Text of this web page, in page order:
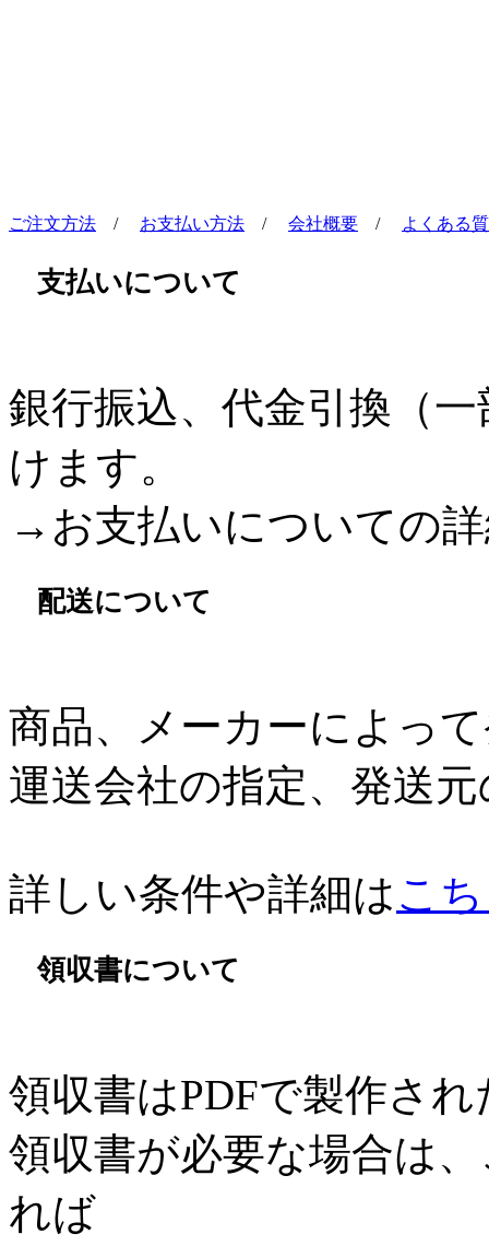
ご注文方法 / お支払い方法 / 会社概要 / よくある
支払いについて
銀行振込、代金引換（
けます。
→お支払いについての
配送について
商品、メーカーによっ
運送会社の指定、発送
詳しい条件や詳細はこ
領収書について
領収書はPDFで製作さ
領収書が必要な場合は
れば